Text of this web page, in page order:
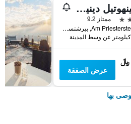
ألبينهوتيل دينينغليهين
ممتاز 9.2
Am Priesterstein 7, بيرشتسغادن, بافاريا, ألمانيا
عرض الصفقة
بها